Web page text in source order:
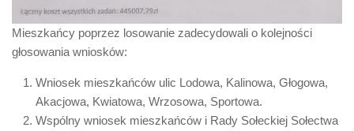
Mieszkańcy poprzez losowanie zadecydowali o kolejności
głosowania wniosków:
Wniosek mieszkańców ulic Lodowa, Kalinowa, Głogowa,
Akacjowa, Kwiatowa, Wrzosowa, Sportowa.
Wspólny wniosek mieszkańców i Rady Sołeckiej Sołectwa